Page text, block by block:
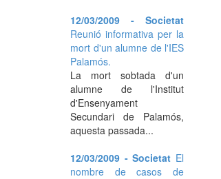
12/03/2009 - Societat
Reunió informativa per la
mort d'un alumne de l'IES
Palamós.
La mort sobtada d'un
alumne de l'Institut
d'Ensenyament
Secundari de Palamós,
aquesta passada...
12/03/2009 - Societat El
nombre de casos de